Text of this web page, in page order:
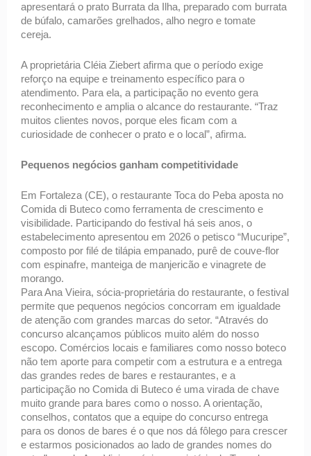
apresentará o prato Burrata da Ilha, preparado com burrata
de búfalo, camarões grelhados, alho negro e tomate
cereja.
A proprietária Cléia Ziebert afirma que o período exige
reforço na equipe e treinamento específico para o
atendimento. Para ela, a participação no evento gera
reconhecimento e amplia o alcance do restaurante. “Traz
muitos clientes novos, porque eles ficam com a
curiosidade de conhecer o prato e o local”, afirma.
Pequenos negócios ganham competitividade
Em Fortaleza (CE), o restaurante Toca do Peba aposta no
Comida di Buteco como ferramenta de crescimento e
visibilidade. Participando do festival há seis anos, o
estabelecimento apresentou em 2026 o petisco “Mucuripe”,
composto por filé de tilápia empanado, purê de couve-flor
com espinafre, manteiga de manjericão e vinagrete de
morango.
Para Ana Vieira, sócia-proprietária do restaurante, o festival
permite que pequenos negócios concorram em igualdade
de atenção com grandes marcas do setor. “Através do
concurso alcançamos públicos muito além do nosso
escopo. Comércios locais e familiares como nosso boteco
não tem aporte para competir com a estrutura e a entrega
das grandes redes de bares e restaurantes, e a
participação no Comida di Buteco é uma virada de chave
muito grande para bares como o nosso. A orientação,
conselhos, contatos que a equipe do concurso entrega
para os donos de bares é o que nos dá fôlego para crescer
e estarmos posicionados ao lado de grandes nomes do